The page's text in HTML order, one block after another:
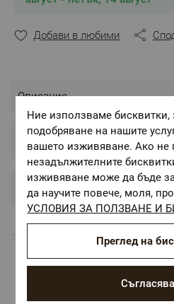
Добави в любими
Описание
Грижа и произход
Оценки и коментари
Безплатна доставка
Ние използваме
подобряване на нашите
вашето изживяване. Ако не
незадължителните
изживяване може да бъде
да научите повече, моля,
УСЛОВИЯ ЗА ПОЛЗВАНЕ И
Преглед на